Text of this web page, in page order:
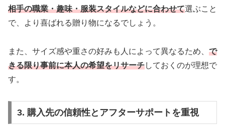
相手の職業・趣味・服装スタイルなどに合わせて選ぶこと
で、より喜ばれる贈り物になるでしょう。
また、サイズ感や重さの好みも人によって異なるため、 で
きる限り事前に本人の希望をリサーチしておくのが理想で
す。
3. 購入先の信頼性とアフターサポートを重視